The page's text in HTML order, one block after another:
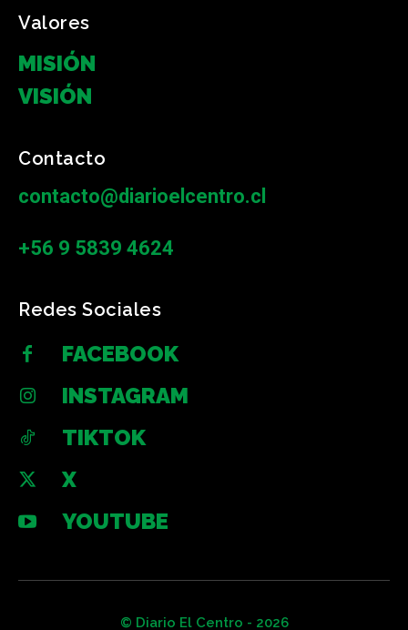
Valores
MISIÓN
VISIÓN
Contacto
contacto@diarioelcentro.cl
+56 9 5839 4624
Redes Sociales
FACEBOOK
INSTAGRAM
TIKTOK
X
YOUTUBE
© Diario El Centro - 2026